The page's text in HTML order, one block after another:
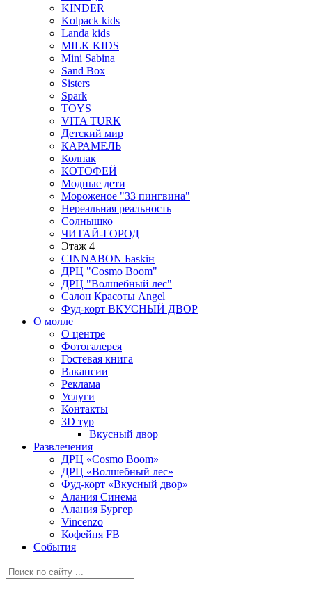
KINDER
Kolpack kids
Landa kids
MILK KIDS
Mini Sabina
Sand Box
Sisters
Spark
TOYS
VITA TURK
Детский мир
КАРАМЕЛЬ
Колпак
КОТОФЕЙ
Модные дети
Мороженое "33 пингвина"
Нереальная реальность
Солнышко
ЧИТАЙ-ГОРОД
Этаж 4
CINNABON Бaskiн
ДРЦ "Cosmo Boom"
ДРЦ "Волшебный лес"
Салон Красоты Angel
Фуд-корт ВКУСНЫЙ ДВОР
О молле
О центре
Фотогалерея
Гостевая книга
Вакансии
Реклама
Услуги
Контакты
3D тур
Вкусный двор
Развлечения
ДРЦ «Cosmo Boom»
ДРЦ «Волшебный лес»
Фуд-корт «Вкусный двор»
Алания Синема
Алания Бургер
Vincenzo
Кофейня FB
События